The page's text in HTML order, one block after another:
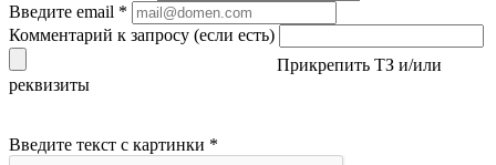
Введите email *
Комментарий к запросу (если есть)
Прикрепить ТЗ и/или
реквизиты
Введите текст с картинки *